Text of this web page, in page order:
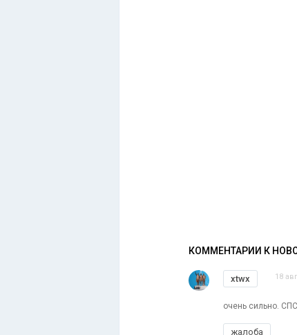
КОММЕНТАРИИ К
xtwx 18
очень сильно. СПС
жалоба